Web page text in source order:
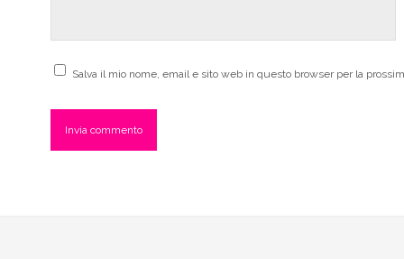
Salva il mio nome, email e sito web in questo browser per la